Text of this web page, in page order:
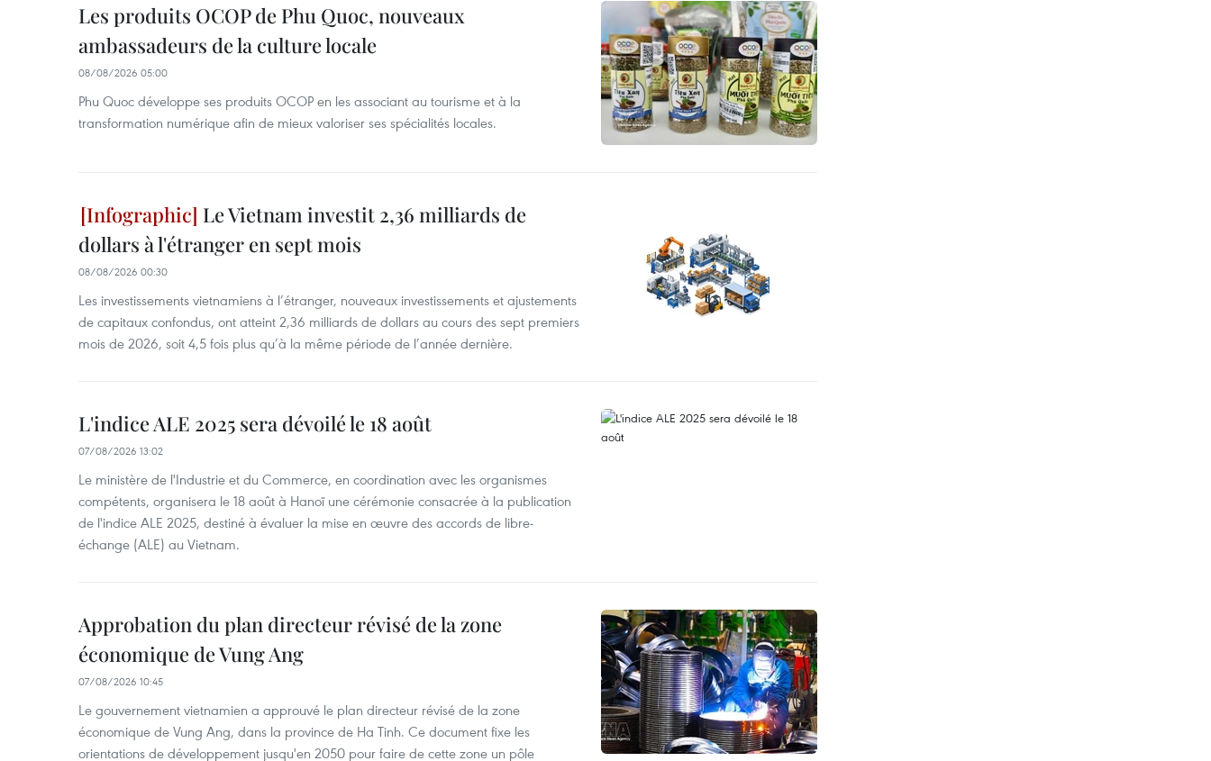
Les produits OCOP de Phu Quoc, nouveaux
ambassadeurs de la culture locale
08/08/2026 05:00
Phu Quoc développe ses produits OCOP en les associant au tourisme et à la
transformation numérique afin de mieux valoriser ses spécialités locales.
Le Vietnam investit 2,36 milliards de
dollars à l'étranger en sept mois
08/08/2026 00:30
Les investissements vietnamiens à l’étranger, nouveaux investissements et ajustements
de capitaux confondus, ont atteint 2,36 milliards de dollars au cours des sept premiers
mois de 2026, soit 4,5 fois plus qu’à la même période de l’année dernière.
L'indice ALE 2025 sera dévoilé le 18 août
07/08/2026 13:02
Le ministère de l'Industrie et du Commerce, en coordination avec les organismes
compétents, organisera le 18 août à Hanoï une cérémonie consacrée à la publication
de l'indice ALE 2025, destiné à évaluer la mise en œuvre des accords de libre-
échange (ALE) au Vietnam.
Approbation du plan directeur révisé de la zone
économique de Vung Ang
07/08/2026 10:45
Le gouvernement vietnamien a approuvé le plan directeur révisé de la zone
économique de Vung Ang, dans la province de Ha Tinh. Ce document fixe les
orientations de développement jusqu'en 2050 pour faire de cette zone un pôle